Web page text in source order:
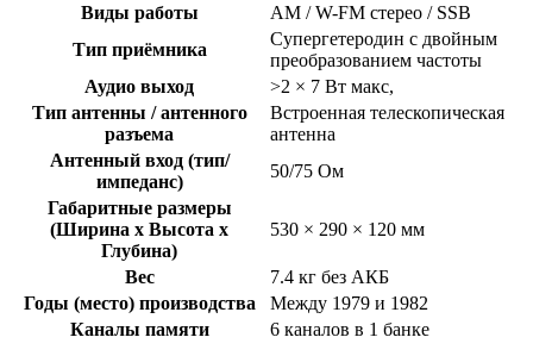
Виды работы
AM / W-FM стерео / SSB
Тип приёмника
Супергетеродин с двойным
преобразованием частоты
Аудио выход
>2 × 7 Вт макс,
Тип антенны / антенного
разъема
Встроенная телескопическая
антенна
Антенный вход (тип/
импеданс)
50/75 Ом
Габаритные размеры
(Ширина x Высота x
Глубина)
530 × 290 × 120 мм
Вес
7.4 кг без АКБ
Годы (место) производства
Между 1979 и 1982
Каналы памяти
6 каналов в 1 банке